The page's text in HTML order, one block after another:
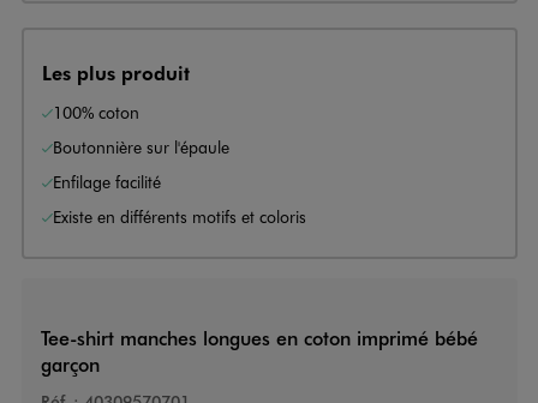
Les plus produit
100% coton
Boutonnière sur l'épaule
Enfilage facilité
Existe en différents motifs et coloris
Tee-shirt manches longues en coton imprimé bébé
garçon